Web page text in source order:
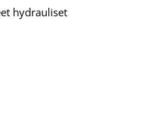
hydrauliset